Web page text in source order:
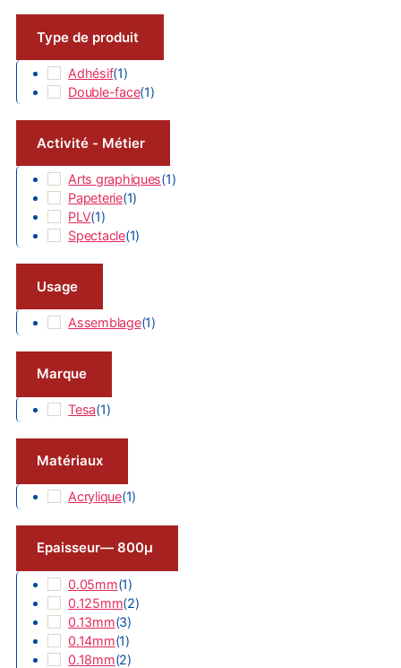
Type de produit
Adhésif(1)
Double-face(1)
Activité - Métier
Arts graphiques(1)
Papeterie(1)
PLV(1)
Spectacle(1)
Usage
Assemblage(1)
Marque
Tesa(1)
Matériaux
Acrylique(1)
Epaisseur— 800µ
0.05mm(1)
0.125mm(2)
0.13mm(3)
0.14mm(1)
0.18mm(2)